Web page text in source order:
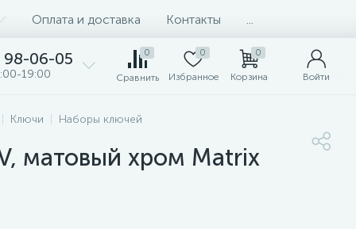
Оплата и доставка Контакты
98-06-05
19:00
0
Сравнить
0
Избранное
0
Корзина Войти
Ключи Наборы ключей
матовый хром Matrix